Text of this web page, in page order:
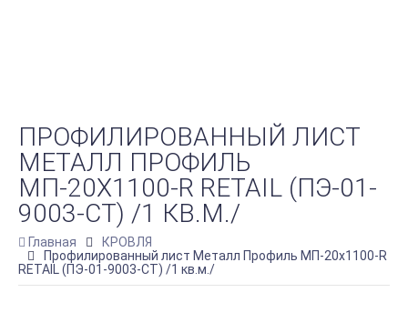
ПРОФИЛИРОВАННЫЙ ЛИСТ
МЕТАЛЛ ПРОФИЛЬ
МП-20Х1100-R RETAIL (ПЭ-01-
9003-СТ) /1 КВ.М./
Главная
КРОВЛЯ
Профилированный лист Металл Профиль МП-20х1100-R
RETAIL (ПЭ-01-9003-СТ) /1 кв.м./